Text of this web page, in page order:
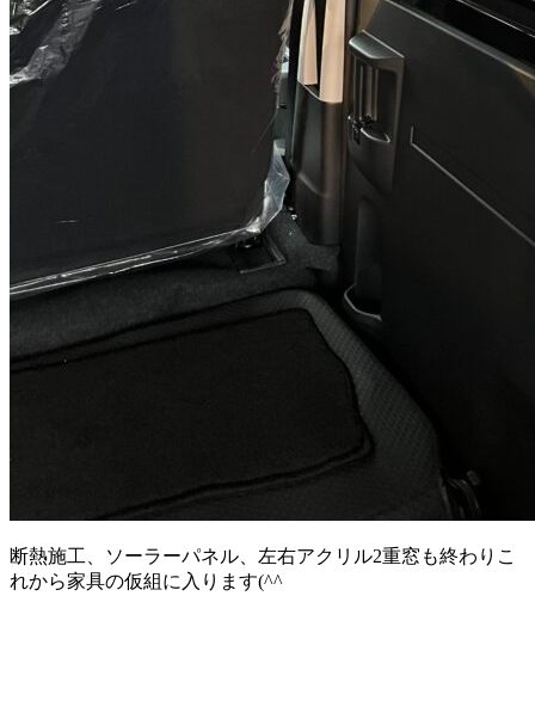
断熱施工、ソーラーパネル、左右アクリル2重窓も終わりこ
れから家具の仮組に入ります(^^ゞ